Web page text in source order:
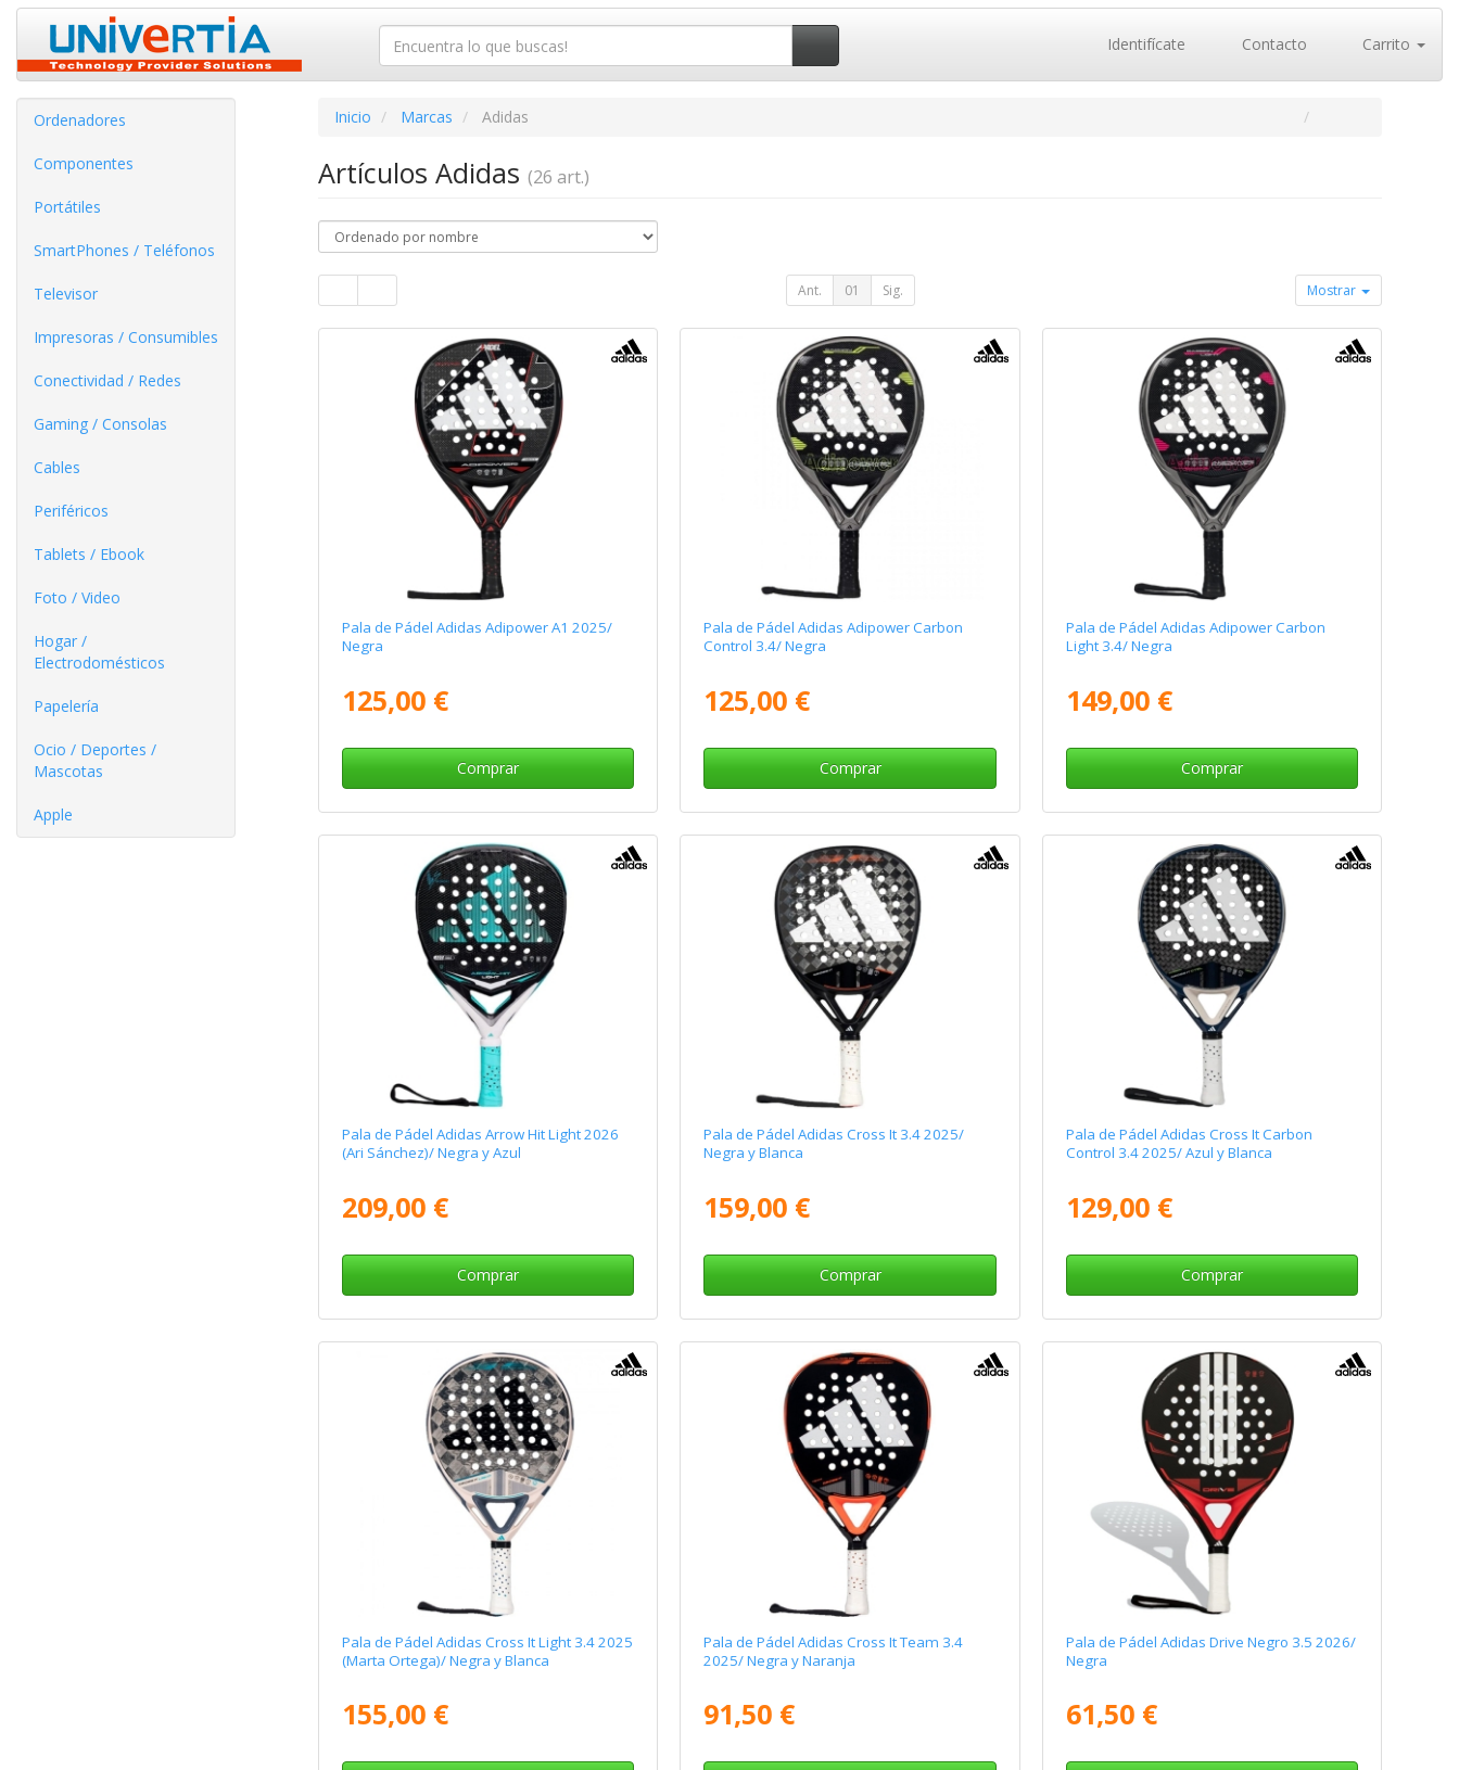
Identifícate Contacto Carrito
Ordenadores
Componentes
Portátiles
SmartPhones / Teléfonos
Televisor
Impresoras / Consumibles
Conectividad / Redes
Gaming / Consolas
Cables
Periféricos
Tablets / Ebook
Foto / Video
Hogar /
Electrodomésticos
Papelería
Ocio / Deportes /
Mascotas
Apple
Inicio Marcas Adidas
Artículos Adidas (26 art.)
Ant. 01 Sig. Mostrar
Pala de Pádel Adidas Adipower A1 2025/
Negra
125,00 €
Comprar
Pala de Pádel Adidas Adipower Carbon
Control 3.4/ Negra
125,00 €
Comprar
Pala de Pádel Adidas Adipower Carbon
Light 3.4/ Negra
149,00 €
Comprar
Pala de Pádel Adidas Arrow Hit Light 2026
(Ari Sánchez)/ Negra y Azul
209,00 €
Comprar
Pala de Pádel Adidas Cross It 3.4 2025/
Negra y Blanca
159,00 €
Comprar
Pala de Pádel Adidas Cross It Carbon
Control 3.4 2025/ Azul y Blanca
129,00 €
Comprar
Pala de Pádel Adidas Cross It Light 3.4 2025
(Marta Ortega)/ Negra y Blanca
155,00 €
Pala de Pádel Adidas Cross It Team 3.4
2025/ Negra y Naranja
91,50 €
Pala de Pádel Adidas Drive Negro 3.5 2026/
Negra
61,50 €